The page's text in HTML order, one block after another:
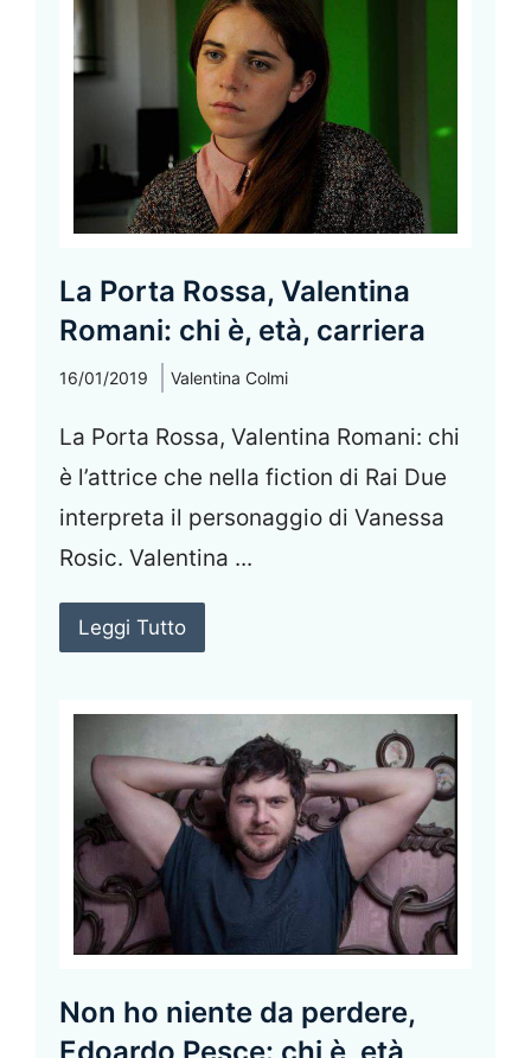
La Porta Rossa, Valentina
Romani: chi è, età, carriera
16/01/2019 Valentina Colmi
La Porta Rossa, Valentina Romani: chi
è l’attrice che nella fiction di Rai Due
interpreta il personaggio di Vanessa
Rosic. Valentina ...
Leggi Tutto
Non ho niente da perdere,